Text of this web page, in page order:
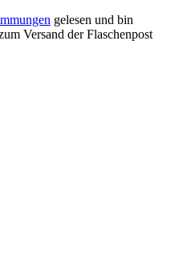
gelesen und bin
Versand der Flaschenpost